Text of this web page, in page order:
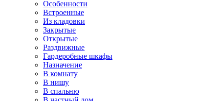
Особенности
Встроенные
Из кладовки
Закрытые
Открытые
Раздвижные
Гардеробные шкафы
Назначение
В комнату
В нишу
В спальню